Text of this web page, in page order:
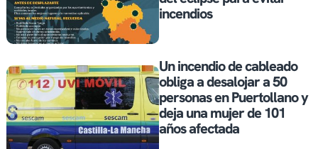
incendios
Un incendio de cableado
obliga a desalojar a 50
personas en Puertollano y
deja una mujer de 101
años afectada